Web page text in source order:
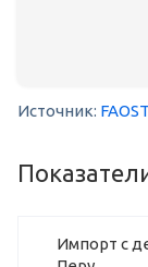
Источник:
Импорт с